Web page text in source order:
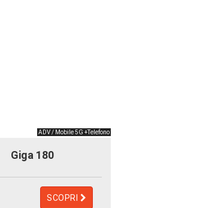
ADV / Mobile 5G +Telefono
Giga 180
SCOPRI